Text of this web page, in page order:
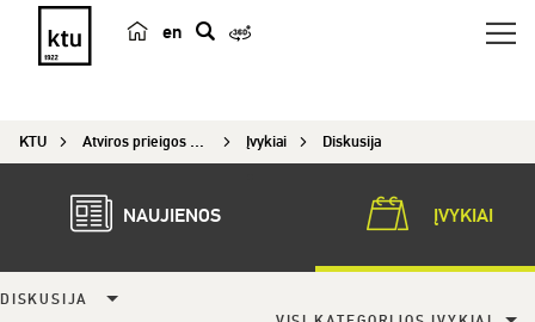
en
e
k
KTU Atviros prieigos centras Įvykiai Diskusija
NAUJIENOS ĮVYKIAI
DISKUSIJA